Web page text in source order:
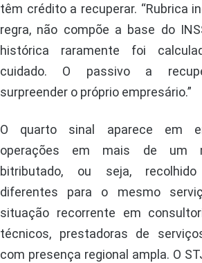
têm crédito a recuperar. “Rubrica
regra, não compõe a base do
histórica raramente foi
cuidado. O passivo a
surpreender o próprio empresário.”
O quarto sinal aparece em
operações em mais de um
bitributado, ou seja,
diferentes para o mesmo
situação recorrente em
técnicos, prestadoras de
com presença regional ampla. O